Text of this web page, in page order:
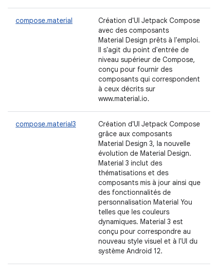
compose.material
Création d'UI Jetpack Compose
avec des composants
Material Design prêts à l'emploi.
Il s'agit du point d'entrée de
niveau supérieur de Compose,
conçu pour fournir des
composants qui correspondent
à ceux décrits sur
www.material.io.
compose.material3
Création d'UI Jetpack Compose
grâce aux composants
Material Design 3, la nouvelle
évolution de Material Design.
Material 3 inclut des
thématisations et des
composants mis à jour ainsi que
des fonctionnalités de
personnalisation Material You
telles que les couleurs
dynamiques. Material 3 est
conçu pour correspondre au
nouveau style visuel et à l'UI du
système Android 12.